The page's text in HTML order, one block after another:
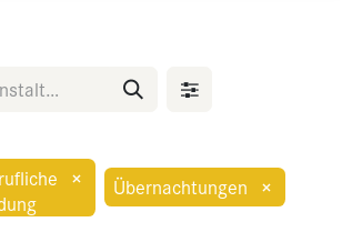
× Übernachtungen ×